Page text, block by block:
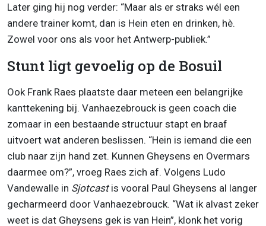
Later ging hij nog verder: “Maar als er straks wél een
andere trainer komt, dan is Hein eten en drinken, hè.
Zowel voor ons als voor het Antwerp-publiek.”
Stunt ligt gevoelig op de Bosuil
Ook Frank Raes plaatste daar meteen een belangrijke
kanttekening bij. Vanhaezebrouck is geen coach die
zomaar in een bestaande structuur stapt en braaf
uitvoert wat anderen beslissen. “Hein is iemand die een
club naar zijn hand zet. Kunnen Gheysens en Overmars
daarmee om?”, vroeg Raes zich af. Volgens Ludo
Vandewalle in Sjotcastis vooral Paul Gheysens al langer
gecharmeerd door Vanhaezebrouck. “Wat ik alvast zeker
weet is dat Gheysens gek is van Hein”, klonk het vorig